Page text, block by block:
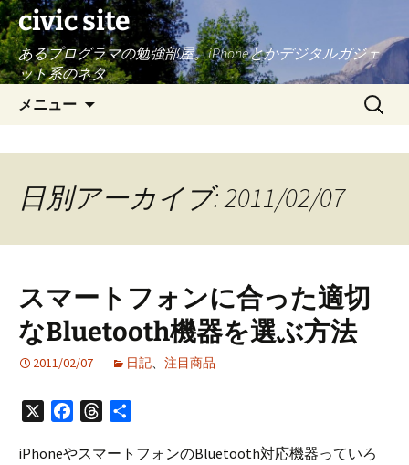
civic site
あるプログラマの勉強部屋。iPhoneとかデジタルガジェ
ット系のネタ
メニュー
へ
キ
プ
検
索:
日別アーカイブ: 2011/02/07
スマートフォンに合った適切
なBluetooth機器を選ぶ方法
2011/02/07 日記、 注目商品
FacebookThreads
iPhoneやスマートフォンのBluetooth対応機器っていろ